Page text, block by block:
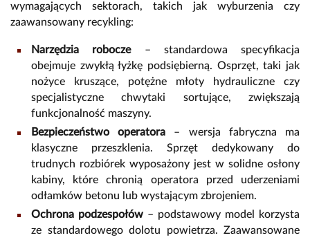
wymagających sektorach, takich jak wyburzenia czy
zaawansowany recykling:
Narzędzia robocze– standardowa specyfikacja
obejmuje zwykłą łyżkę podsiębierną. Osprzęt, taki jak
nożyce kruszące, potężne młoty hydrauliczne czy
specjalistyczne chwytaki sortujące, zwiększają
funkcjonalność maszyny.
Bezpieczeństwo operatora – wersja fabryczna ma
klasyczne przeszklenia. Sprzęt dedykowany do
trudnych rozbiórek wyposażony jest w solidne osłony
kabiny, które chronią operatora przed uderzeniami
odłamków betonu lub wystającym zbrojeniem.
Ochrona podzespołów – podstawowy model korzysta
ze standardowego dolotu powietrza. Zaawansowane